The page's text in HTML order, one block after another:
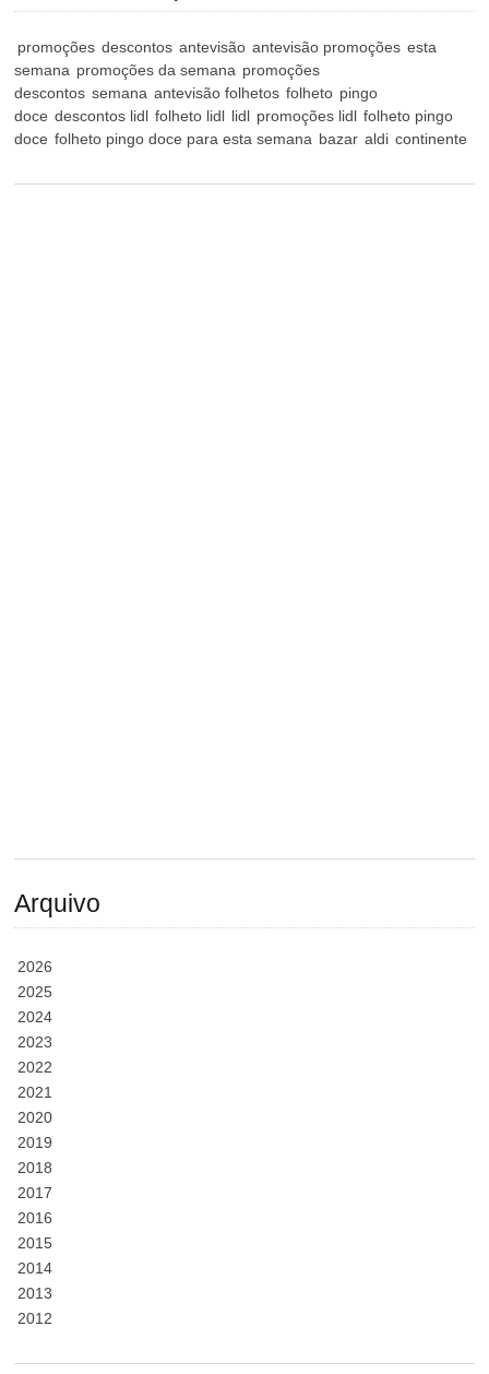
promoções descontos antevisão antevisão promoções esta
semana promoções da semana promoções
descontos semana antevisão folhetos folheto pingo
doce descontos lidl folheto lidl lidl promoções lidl folheto pingo
doce folheto pingo doce para esta semana bazar aldi continente
Arquivo
2026
2025
2024
2023
2022
2021
2020
2019
2018
2017
2016
2015
2014
2013
2012